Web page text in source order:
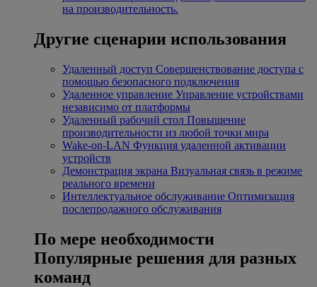
на производительность.
Другие сценарии использования
Удаленный доступ Совершенствование доступа с
помощью безопасного подключения
Удаленное управление Управление устройствами
независимо от платформы
Удаленный рабочий стол Повышение
производительности из любой точки мира
Wake-on-LAN Функция удаленной активации
устройств
Демонстрация экрана Визуальная связь в режиме
реального времени
Интеллектуальное обслуживание Оптимизация
послепродажного обслуживания
По мере необходимости
Популярные решения для разных
команд